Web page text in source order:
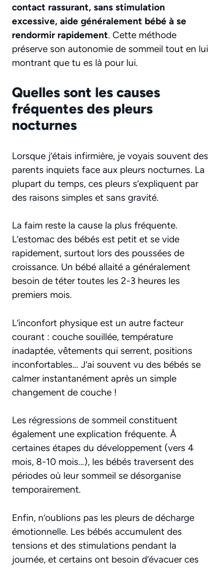
contact rassurant, sans stimulation
excessive, aide généralement bébé à se
rendormir rapidement. Cette méthode
préserve son autonomie de sommeil tout en lui
montrant que tu es là pour lui.
Quelles sont les causes
fréquentes des pleurs
nocturnes
Lorsque j’étais infirmière, je voyais souvent des
parents inquiets face aux pleurs nocturnes. La
plupart du temps, ces pleurs s’expliquent par
des raisons simples et sans gravité.
La faim reste la cause la plus fréquente.
L’estomac des bébés est petit et se vide
rapidement, surtout lors des poussées de
croissance. Un bébé allaité a généralement
besoin de téter toutes les 2-3 heures les
premiers mois.
L’inconfort physique est un autre facteur
courant : couche souillée, température
inadaptée, vêtements qui serrent, positions
inconfortables… J’ai souvent vu des bébés se
calmer instantanément après un simple
changement de couche !
Les régressions de sommeil constituent
également une explication fréquente. À
certaines étapes du développement (vers 4
mois, 8-10 mois…), les bébés traversent des
périodes où leur sommeil se désorganise
temporairement.
Enfin, n’oublions pas les pleurs de décharge
émotionnelle. Les bébés accumulent des
tensions et des stimulations pendant la
journée, et certains ont besoin d’évacuer ces